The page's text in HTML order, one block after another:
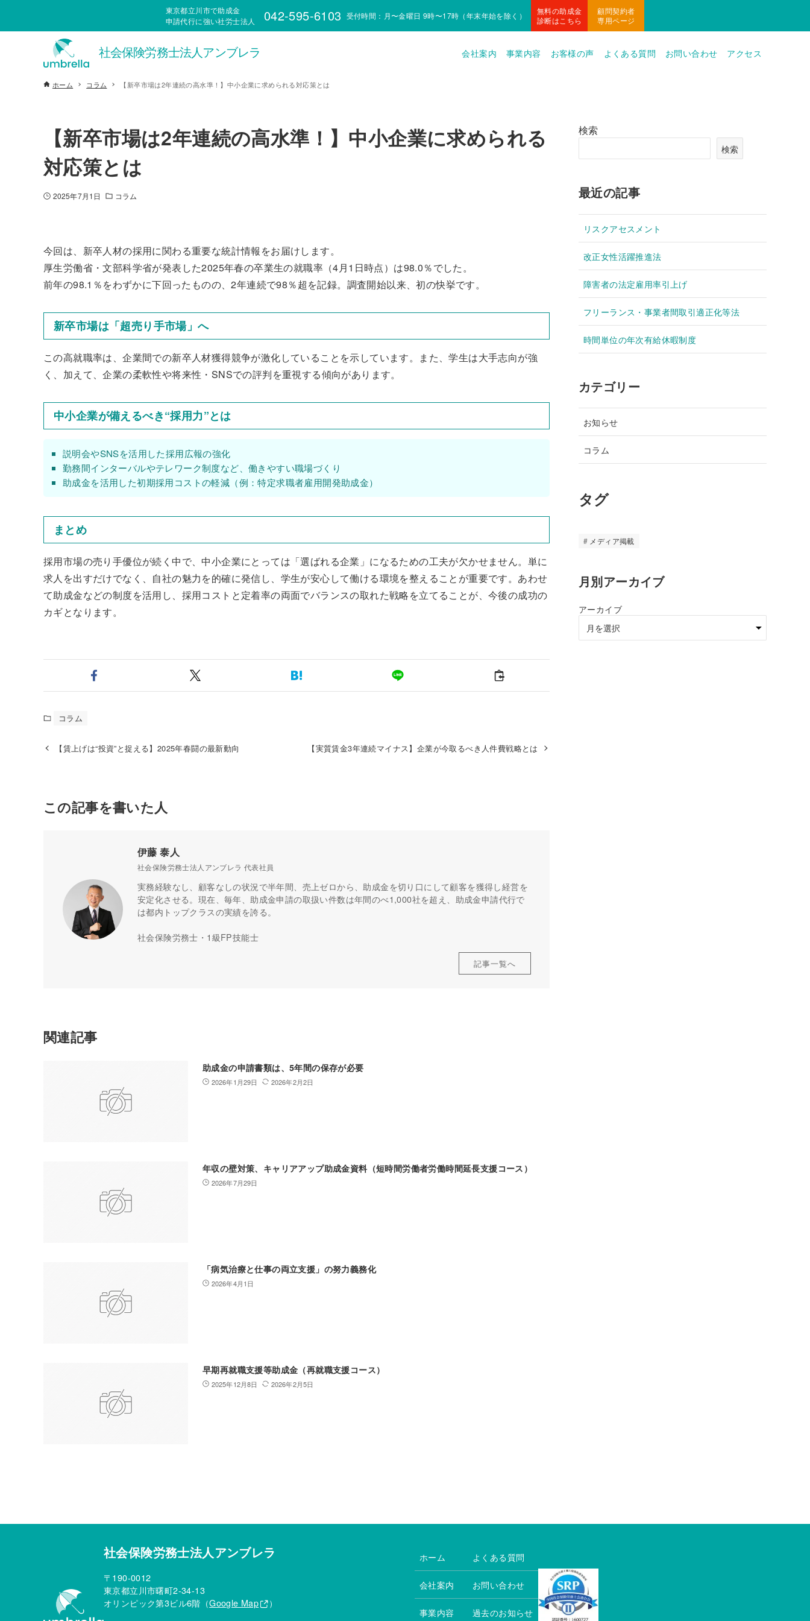
東京都立川市で助成金
申請代行に強い社労士法人
042-595-6103 受付時間：月〜金曜日 9時〜17時（年末年始を除く）
無料の助成金
診断はこちら
顧問契約者
専用ページ
会社案内 事業内容 お客様の声 よくある質問 お問い合わせ アクセス
ホーム コラム 【新卒市場は2年連続の高水準！】中小企業に求められる対応策とは
【新卒市場は2年連続の高水準！】中小企業に求められる
対応策とは
2025年7月1日 コラム
今回は、新卒人材の採用に関わる重要な統計情報をお届けします。
厚生労働省・文部科学省が発表した2025年春の卒業生の就職率（4月1日時点）は98.0％でした。
前年の98.1％をわずかに下回ったものの、2年連続で98％超を記録。調査開始以来、初の快挙です。
新卒市場は「超売り手市場」へ
この高就職率は、企業間での新卒人材獲得競争が激化していることを示しています。また、学生は大手志向が強
く、加えて、企業の柔軟性や将来性・SNSでの評判を重視する傾向があります。
中小企業が備えるべき“採用力”とは
説明会やSNSを活用した採用広報の強化
勤務間インターバルやテレワーク制度など、働きやすい職場づくり
助成金を活用した初期採用コストの軽減（例：特定求職者雇用開発助成金）
まとめ
採用市場の売り手優位が続く中で、中小企業にとっては「選ばれる企業」になるための工夫が欠かせません。単に
求人を出すだけでなく、自社の魅力を的確に発信し、学生が安心して働ける環境を整えることが重要です。あわせ
て助成金などの制度を活用し、採用コストと定着率の両面でバランスの取れた戦略を立てることが、今後の成功の
カギとなります。
コラム
【賃上げは“投資”と捉える】2025年春闘の最新動向 【実質賃金3年連続マイナス】企業が今取るべき人件費戦略とは
この記事を書いた人
伊藤 泰人
社会保険労務士法人アンブレラ 代表社員
実務経験なし、顧客なしの状況で半年間、売上ゼロから、助成金を切り口にして顧客を獲得し経営を
安定化させる。現在、毎年、助成金申請の取扱い件数は年間のべ1,000社を超え、助成金申請代行で
は都内トップクラスの実績を誇る。
社会保険労務士・1級FP技能士
記事一覧へ
関連記事
助成金の申請書類は、5年間の保存が必要
2026年1月29日 2026年2月2日
年収の壁対策、キャリアアップ助成金資料（短時間労働者労働時間延長支援コース）
2026年7月29日
「病気治療と仕事の両立支援」の努力義務化
2026年4月1日
早期再就職支援等助成金（再就職支援コース）
2025年12月8日 2026年2月5日
検索
検索
最近の記事
リスクアセスメント
改正女性活躍推進法
障害者の法定雇用率引上げ
フリーランス・事業者間取引適正化等法
時間単位の年次有給休暇制度
カテゴリー
お知らせ
コラム
タグ
メディア掲載
月別アーカイブ
アーカイブ
社会保険労務士法人アンブレラ
〒190-0012
東京都立川市曙町2-34-13
オリンピック第3ビル6階（Google Map ）
ホーム
会社案内
事業内容
よくある質問
お問い合わせ
過去のお知らせ